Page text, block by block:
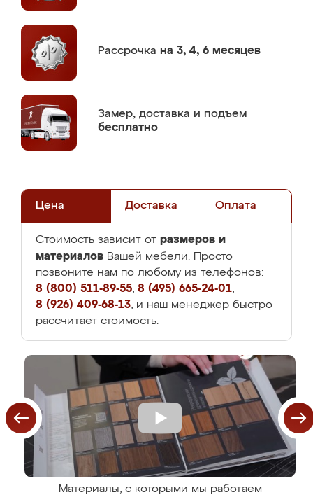
Рассрочка на 3, 4, 6 месяцев
Замер, доставка и подъем
бесплатно
Цена Доставка Оплата
Стоимость зависит от размеров и
материалов Вашей мебели. Просто
позвоните нам по любому из телефонов:
8 (800) 511-89-55, 8 (495) 665-24-01,
8 (926) 409-68-13, и наш менеджер быстро
рассчитает стоимость.
Материалы, с которыми мы работаем